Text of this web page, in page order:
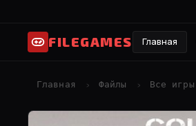
FILEGAMES Главная
Главная › Файлы › Все игры